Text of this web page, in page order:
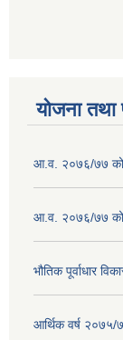
योजना तथा
आ.व. २०७६/७७ को
आ.व. २०७६/७७ को
भौतिक पूर्वाधार
आर्थिक वर्ष २०७५/